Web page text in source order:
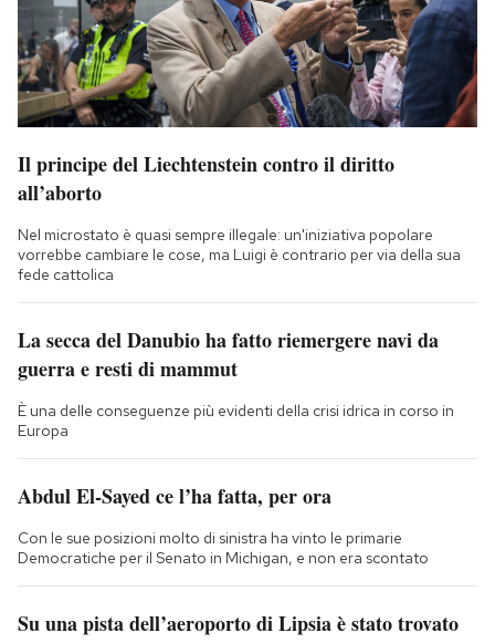
Il principe del Liechtenstein contro il diritto
all’aborto
Nel microstato è quasi sempre illegale: un'iniziativa popolare
vorrebbe cambiare le cose, ma Luigi è contrario per via della sua
fede cattolica
La secca del Danubio ha fatto riemergere navi da
guerra e resti di mammut
È una delle conseguenze più evidenti della crisi idrica in corso in
Europa
Abdul El-Sayed ce l’ha fatta, per ora
Con le sue posizioni molto di sinistra ha vinto le primarie
Democratiche per il Senato in Michigan, e non era scontato
Su una pista dell’aeroporto di Lipsia è stato trovato